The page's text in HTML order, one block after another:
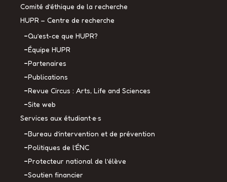
Comité d’éthique de la recherche
HUPR – Centre de recherche
Qu’est-ce que HUPR?
Équipe HUPR
Partenaires
Publications
Revue Circus : Arts, Life and Sciences
Site web
Services aux étudiant·e·s
Bureau d’intervention et de prévention
Politiques de l’ÉNC
Protecteur national de l’élève
Soutien financier